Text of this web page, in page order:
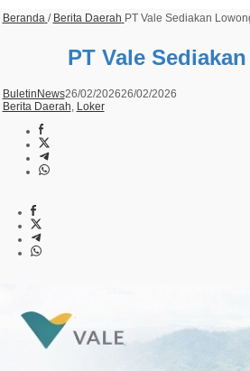
Beranda / Berita Daerah PT Vale Sediakan
PT Vale
BuletinNews26/02/202626/02/2026
Berita Daerah, Loker